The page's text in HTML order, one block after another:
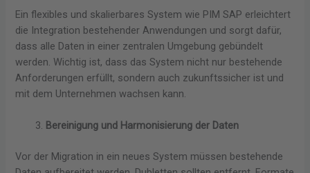
Ein flexibles und skalierbares System wie PIM SAP erleichtert
die Integration bestehender Anwendungen und sorgt dafür,
dass alle Daten in einer zentralen Umgebung gebündelt
werden. Wichtig ist, dass das System nicht nur bestehende
Anforderungen erfüllt, sondern auch zukunftssicher ist und
mit dem Unternehmen wachsen kann.
Bereinigung und Harmonisierung der Daten
Vor der Migration in ein neues System müssen bestehende